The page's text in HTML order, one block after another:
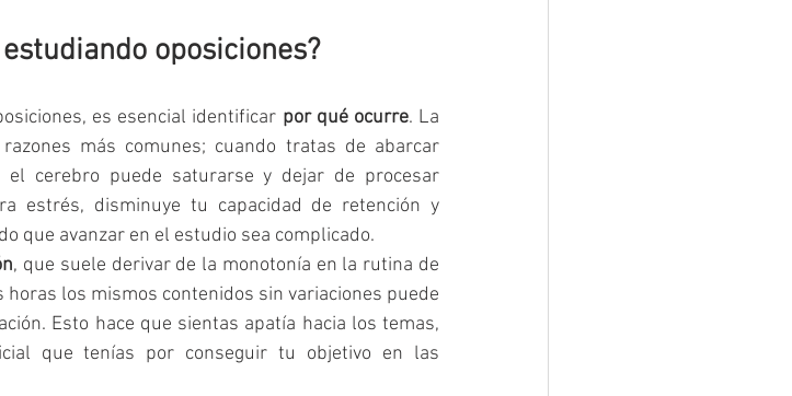
oposiciones?
es esencial identificar por qué ocurre
más comunes; cuando tratas de abarcar
cerebro puede saturarse y dejar de procesar
estrés, disminuye tu capacidad de retención y
que avanzar en el estudio sea complicado.
, que suele derivar de la monotonía en la rutina de
los mismos contenidos sin variaciones puede
Esto hace que sientas apatía hacia los temas,
que tenías por conseguir tu objetivo en las